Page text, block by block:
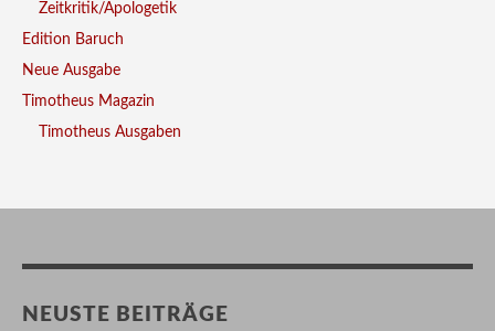
Zeitkritik/Apologetik
Edition Baruch
Neue Ausgabe
Timotheus Magazin
Timotheus Ausgaben
NEUSTE BEITRÄGE